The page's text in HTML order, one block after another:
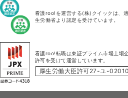
看護roo!を運営する(株)クイックは、
生労働省より認定を受けています。
看護roo!転職は東証プライム市場上場
許可を受けて運営しています。
厚生労働大臣許可27-ユ-